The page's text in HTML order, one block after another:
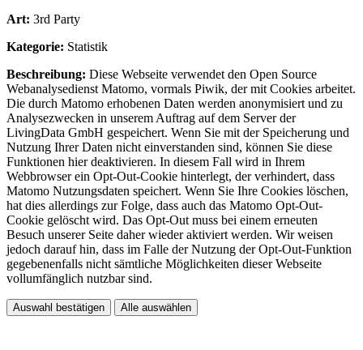
Art: 3rd Party
Kategorie: Statistik
Beschreibung: Diese Webseite verwendet den Open Source
Webanalysedienst Matomo, vormals Piwik, der mit Cookies arbeitet.
Die durch Matomo erhobenen Daten werden anonymisiert und zu
Analysezwecken in unserem Auftrag auf dem Server der
LivingData GmbH gespeichert. Wenn Sie mit der Speicherung und
Nutzung Ihrer Daten nicht einverstanden sind, können Sie diese
Funktionen hier deaktivieren. In diesem Fall wird in Ihrem
Webbrowser ein Opt-Out-Cookie hinterlegt, der verhindert, dass
Matomo Nutzungsdaten speichert. Wenn Sie Ihre Cookies löschen,
hat dies allerdings zur Folge, dass auch das Matomo Opt-Out-
Cookie gelöscht wird. Das Opt-Out muss bei einem erneuten
Besuch unserer Seite daher wieder aktiviert werden. Wir weisen
jedoch darauf hin, dass im Falle der Nutzung der Opt-Out-Funktion
gegebenenfalls nicht sämtliche Möglichkeiten dieser Webseite
vollumfänglich nutzbar sind.
Auswahl bestätigen Alle auswählen